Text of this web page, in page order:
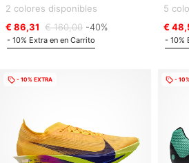
2 colores disponibles
€ 86,31 € 160,00 -40%
- 10% Extra en en Carrito
5
€
- 10%
- 10% EXTRA -